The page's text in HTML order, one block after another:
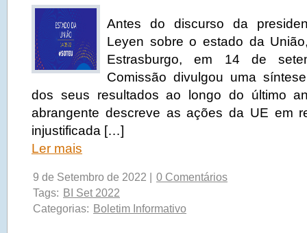
Antes do discurso da
Leyen sobre o estado da
Estrasburgo, em 14 de
Comissão divulgou uma
dos seus resultados ao longo do último
abrangente descreve as ações da UE em
injustificada […]
Ler mais
9 de Setembro de 2022 |
0 Comentários
Tags: BI Set 2022
Categorias: Boletim Informativo